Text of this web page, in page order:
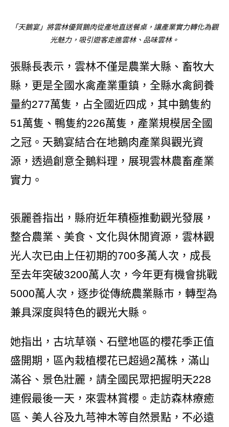
「天鵝宴」將雲林優質鵝肉從產地直送餐桌，讓產業實力轉化為觀
光魅力，吸引遊客走進雲林、品味雲林。
張縣長表示，雲林不僅是農業大縣、畜牧大
縣，更是全國水禽產業重鎮，全縣水禽飼養
量約277萬隻，占全國近四成，其中鵝隻約
51萬隻、鴨隻約226萬隻，產業規模居全國
之冠。天鵝宴結合在地鵝肉產業與觀光資
源，透過創意全鵝料理，展現雲林農畜產業
實力。
張麗善指出，縣府近年積極推動觀光發展，
整合農業、美食、文化與休閒資源，雲林觀
光人次已由上任初期的700多萬人次，成長
至去年突破3200萬人次，今年更有機會挑戰
5000萬人次，逐步從傳統農業縣市，轉型為
兼具深度與特色的觀光大縣。
她指出，古坑草嶺、石壁地區的櫻花季正值
盛開期，區內栽植櫻花已超過2萬株，滿山
滿谷、景色壯麗，請全國民眾把握明天228
連假最後一天，來雲林賞櫻。走訪森林療癒
區、美人谷及九芎神木等自然景點，不必遠